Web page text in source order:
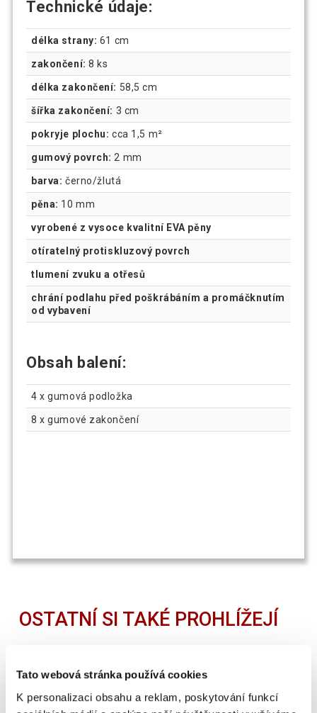
Tato webová stránka používá cookies
K personalizaci obsahu a reklam, poskytování funkcí
Technické údaje:
délka strany: 61 cm
zakončení: 8 ks
délka zakončení: 58,5 cm
šířka zakončení: 3 cm
pokryje plochu: cca 1,5 m²
gumový povrch: 2 mm
barva: černo/žlutá
pěna: 10 mm
vyrobené z vysoce kvalitní EVA pěny
otíratelný protiskluzový povrch
tlumení zvuku a otřesů
chrání podlahu před poškrábáním a promáčknutím
od vybavení
Obsah balení:
4 x gumová podložka
8 x gumové zakončení
OSTATNÍ SI TAKÉ PROHLÍŽEJÍ